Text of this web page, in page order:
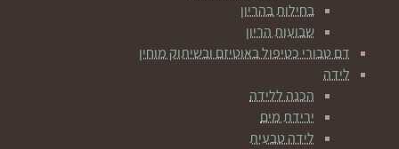
בחילות בהריון
שבועות הריון
דם טבורי כטיפול באוטיזם ובשיתוק מוחין
לידה
הכנה ללידה
ירידת מים
לידה טבעית